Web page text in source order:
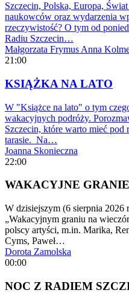
Szczecin, Polska, Europa,
naukowców oraz wydarzenia
rzeczywistość? O tym od
Radiu Szczecin…
Małgorzata Frymus Anna
21:00
KSIĄŻKA NA LATO
W "Książce na lato" o tym
wakacyjnych podróży.
Szczecin, które warto mieć pod
tarasie. Na…
Joanna Skonieczna
22:00
WAKACYJNE
W dzisiejszym (6 sierpnia 2026
„Wakacyjnym graniu na
polscy artyści, m.in. Marika,
Cyms, Paweł…
Dorota Zamolska
00:00
NOC Z RADIEM